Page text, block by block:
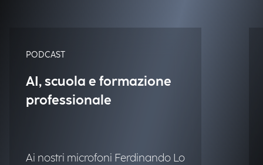
PODCAST
AI, scuola e formazione
professionale
Ai nostri microfoni Ferdinando Lo